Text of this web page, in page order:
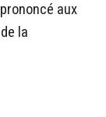
aux
la